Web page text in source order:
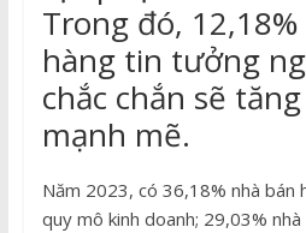
Trong đó,
hàng tin tưởng
chắc chắn sẽ
mạnh mẽ.
Năm 2023, có 36,18% nhà bán
quy mô kinh doanh; 29,03%